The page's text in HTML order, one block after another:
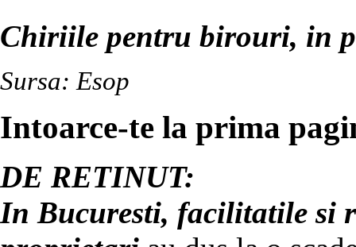
Chiriile pentru birouri, in
Sursa: Esop
Intoarce-te la prima
DE RETINUT:
In Bucuresti, facilitatile si